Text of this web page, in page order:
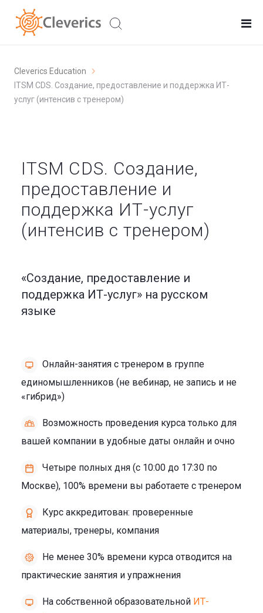
Cleverics Education
ITSM CDS. Создание, предоставление и поддержка ИТ-
услуг (интенсив с тренером)
ITSM CDS. Создание,
предоставление и
поддержка ИТ-услуг
(интенсив с тренером)
«Создание, предоставление и
поддержка ИТ-услуг» на русском
языке
Онлайн-занятия с тренером в группе
единомышленников (не вебинар, не запись и не
«гибрид»)
Возможность проведения курса только для
вашей компании в удобные даты онлайн и очно
Четыре полных дня (с 10:00 до 17:30 по
Москве), 100% времени вы работаете с тренером
Курс аккредитован: проверенные
материалы, тренеры, компания
Не менее 30% времени курса отводится на
практические занятия и упражнения
На собственной образовательной ИТ-